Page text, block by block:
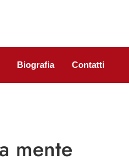
Biografia Contatti
mente